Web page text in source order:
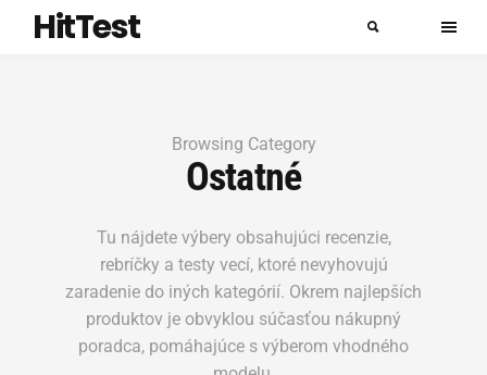
HitTest
Browsing Category
Ostatné
Tu nájdete výbery obsahujúci recenzie,
rebríčky a testy vecí, ktoré nevyhovujú
zaradenie do iných kategórií. Okrem najlepších
produktov je obvyklou súčasťou nákupný
poradca, pomáhajúce s výberom vhodného